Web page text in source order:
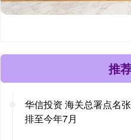
推
华信投资 海关总署点名
排至今年7月